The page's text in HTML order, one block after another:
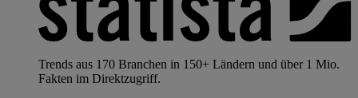
Trends aus 170 Branchen in 150+ Ländern und über 1 Mio.
Fakten im Direktzugriff.